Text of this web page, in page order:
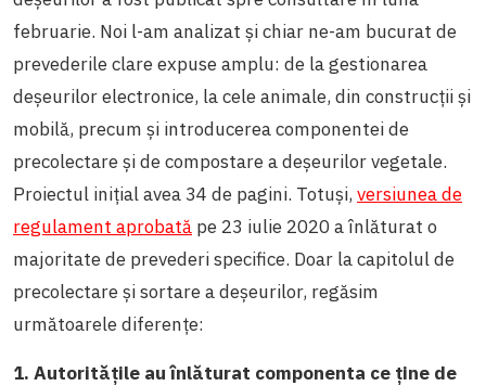
februarie. Noi l-am analizat și chiar ne-am bucurat de
prevederile clare expuse amplu: de la gestionarea
deșeurilor electronice, la cele animale, din construcții și
mobilă, precum și introducerea componentei de
precolectare și de compostare a deșeurilor vegetale.
Proiectul inițial avea 34 de pagini. Totuși, versiunea de
regulament aprobată pe 23 iulie 2020 a înlăturat o
majoritate de prevederi specifice. Doar la capitolul de
precolectare și sortare a deșeurilor, regăsim
următoarele diferențe:
1. Autoritățile au înlăturat componenta ce ține de